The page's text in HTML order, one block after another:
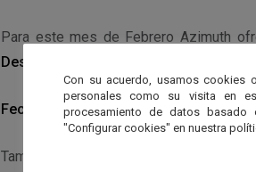
Para este mes de Febrero Azimuth
Descubre el Cielo de Calar Alto.
Fechas: 9, 14, 16, 23, 29 y 30 de Abril
También podrás disfrutar de nuevas
Con su acuerdo, usamos cookies
personales como su visita en
procesamiento de datos basado
"Configurar cookies" en nuestra